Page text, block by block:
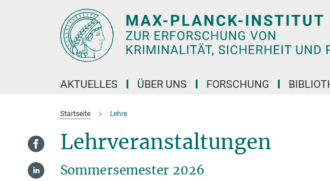
AKTUELLES ÜBER UNS FORSCHUNG
Startseite Lehre
Lehrveranstaltungen
Sommersemester 2026